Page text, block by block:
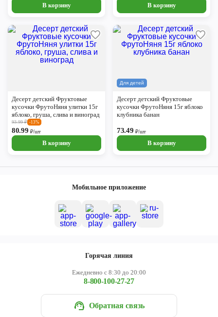
В корзину В корзину
Десерт детский Фруктовые
кусочки ФрутоНяня улитки 15г
яблоко, груша, слива и виноград
93.99₽ -13%
80.99₽/шт
В корзину
Для детей
Десерт детский Фруктовые
кусочки ФрутоНяня 15г яблоко
клубника банан
73.49₽/шт
В корзину
Мобильное приложение
Горячая линия
Ежедневно с 8:30 до 20:00
8-800-100-27-27
Обратная связь